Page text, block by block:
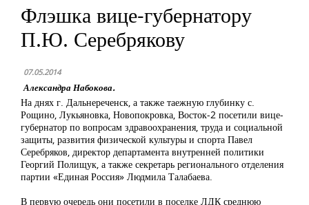
Флэшка вице-губернатору
П.Ю. Серебрякову
07.05.2014
Александра Набокова.
На днях г. Дальнереченск, а также таежную глубинку с.
Рощино, Лукьяновка, Новопокровка, Восток-2 посетили вице-
губернатор по вопросам здравоохранения, труда и социальной
защиты, развития физической культуры и спорта Павел
Серебряков, директор департамента внутренней политики
Георгий Полищук, а также секретарь регионального отделения
партии «Единая Россия» Людмила Талабаева.
В первую очередь они посетили в поселке ЛДК среднюю